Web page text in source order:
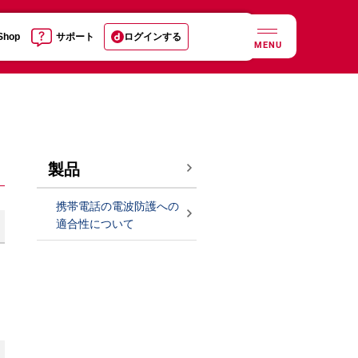
サポート ログインする
MENU
製品
携帯電話の電波防護への
適合性について